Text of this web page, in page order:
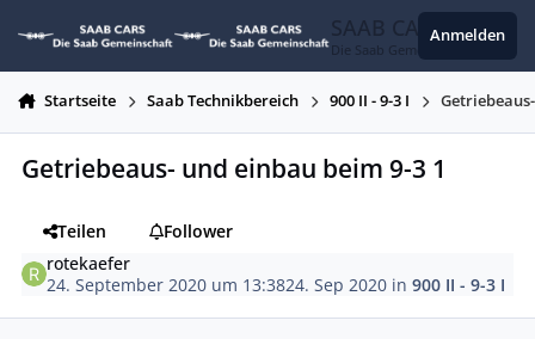
SAAB CARS
Die Saab Gemeinschaft
Anmelden
Startseite Saab Technikbereich 900 II - 9-3 I
Getriebeaus- und einbau beim 9-3 1
Teilen
Follower
rotekaefer
24. September 2020 um 13:3824. Sep 2020 in900 II - 9-3 I